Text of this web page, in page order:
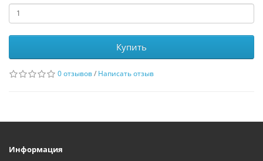
Купить
0 отзывов/ Написать отзыв
Информация